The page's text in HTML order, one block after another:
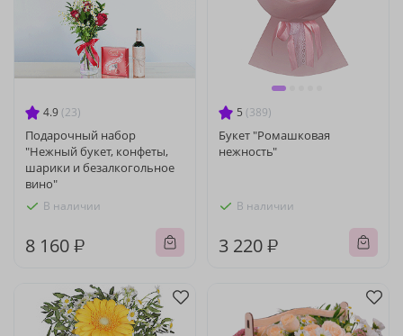
4.9 (23)
Подарочный набор
"Нежный букет, конфеты,
шарики и безалкогольное
вино"
В наличии
8 160 ₽
5 (389)
Букет "Ромашковая
нежность"
В наличии
3 220 ₽